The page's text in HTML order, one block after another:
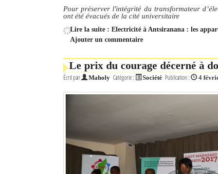
Connexion
Pour préserver l'intégrité du transformateur
ont été évacués de la cité universitaire
Lire la suite : Electricité à Antsiranana : les
Ajouter un commentaire
Le prix du courage décerné à
Écrit par Maholy Catégorie : Société Publication : 4